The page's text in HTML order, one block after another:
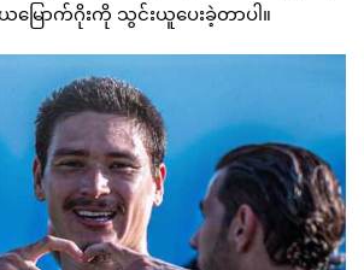
ောက်ဂိုးကို သွင်းယူပေးခဲ့တာပါ။